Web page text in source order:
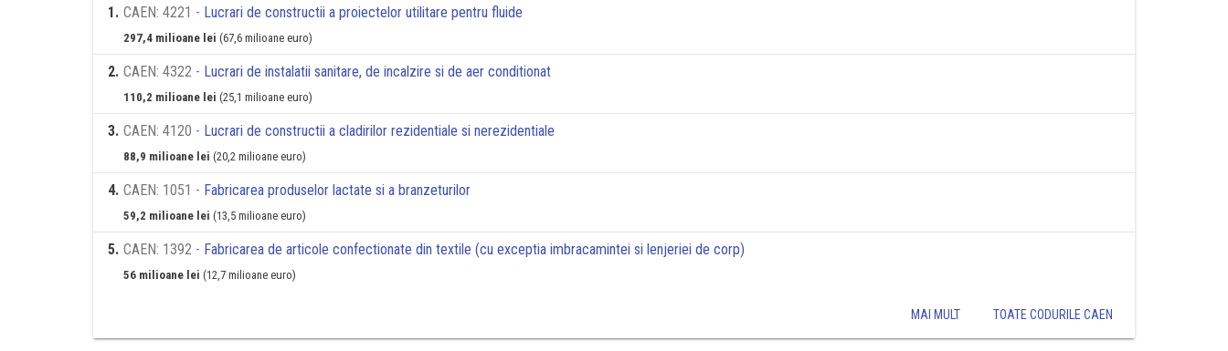
1. CAEN: 4221 - Lucrari de constructii a proiectelor utilitare pentru fluide
297,4 milioane lei (67,6 milioane euro)
2. CAEN: 4322 - Lucrari de instalatii sanitare, de incalzire si de aer conditionat
110,2 milioane lei (25,1 milioane euro)
3. CAEN: 4120 - Lucrari de constructii a cladirilor rezidentiale si nerezidentiale
88,9 milioane lei (20,2 milioane euro)
4. CAEN: 1051 - Fabricarea produselor lactate si a branzeturilor
59,2 milioane lei (13,5 milioane euro)
5. CAEN: 1392 - Fabricarea de articole confectionate din textile (cu exceptia imbracamintei si lenjeriei de corp)
56 milioane lei (12,7 milioane euro)
MAI MULT TOATE CODURILE CAEN